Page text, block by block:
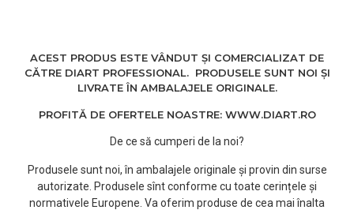
ACEST PRODUS ESTE VÂNDUT ȘI COMERCIALIZAT DE
CĂTRE DIART PROFESSIONAL. PRODUSELE SUNT NOI ȘI
LIVRATE ÎN AMBALAJELE ORIGINALE.
PROFITĂ DE OFERTELE NOASTRE: WWW.DIART.RO
De ce să cumperi de la noi?
Produsele sunt noi, în ambalajele originale și provin din surse
autorizate. Produsele sînt conforme cu toate cerințele și
normativele Europene. Va oferim produse de cea mai înalta